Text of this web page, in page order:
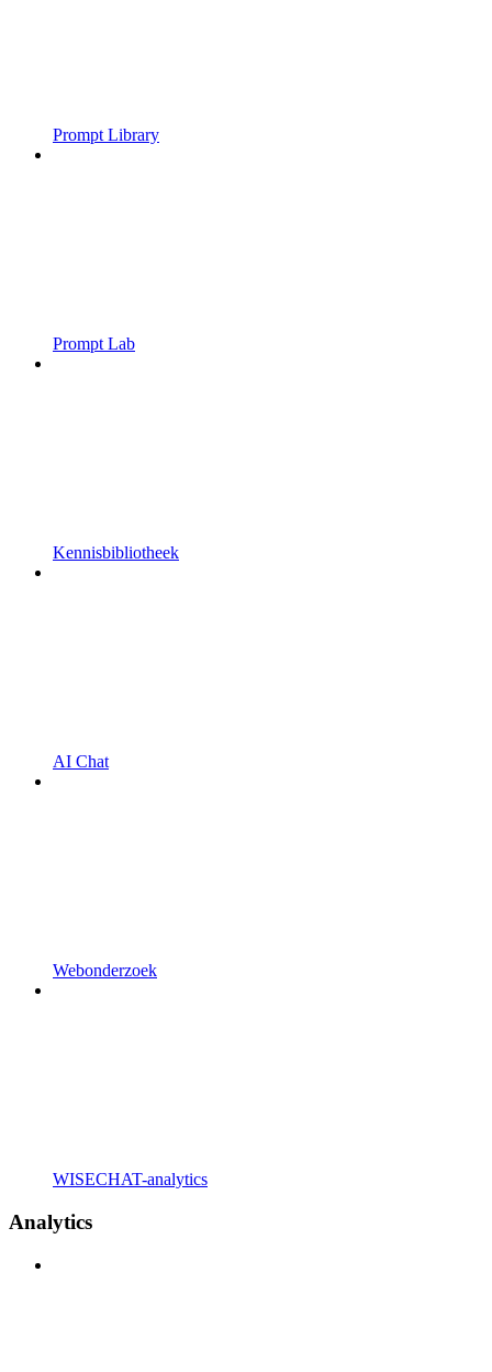
Prompt Library
Prompt Lab
Kennisbibliotheek
AI Chat
Webonderzoek
WISECHAT-analytics
Analytics